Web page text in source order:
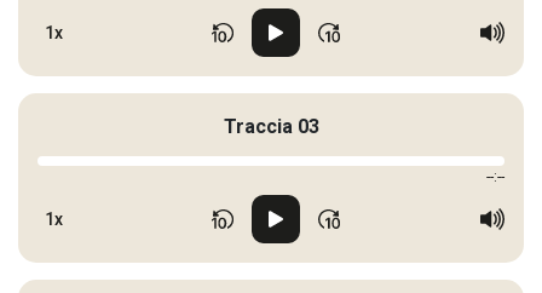
1x
Traccia 03
--:--
1x